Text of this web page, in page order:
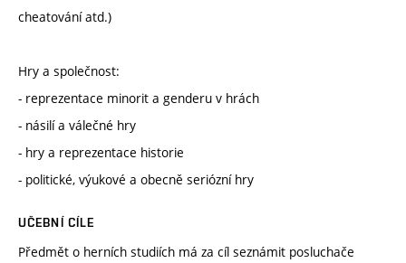
cheatování atd.)
Hry a společnost:
- reprezentace minorit a genderu v hrách
- násilí a válečné hry
- hry a reprezentace historie
- politické, výukové a obecně seriózní hry
UČEBNÍ CÍLE
Předmět o herních studiích má za cíl seznámit posluchače